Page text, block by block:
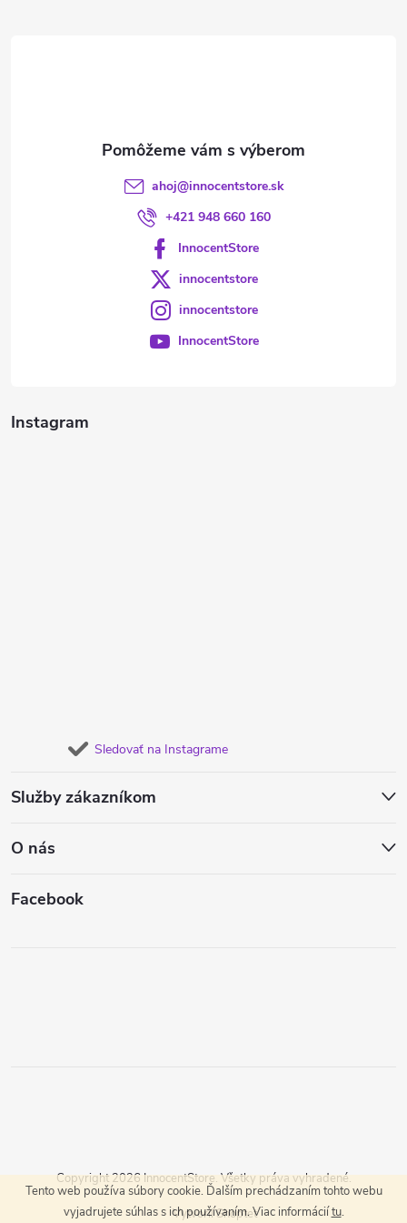
Tento web používa súbory cookie. Ďalším prechádzaním tohto webu
vyjadrujete súhlas s ich používaním. Viac informáciítu.
Instagram
Sledovať na Instagrame
Služby zákazníkom
O nás
Facebook
ahoj@innocentstore.sk
+421 948 660 160
InnocentStore
innocentstore
innocentstore
InnocentStore
Vytvoril Shoptet
Copyright 2026 InnocentStore. Všetky práva vyhradené.